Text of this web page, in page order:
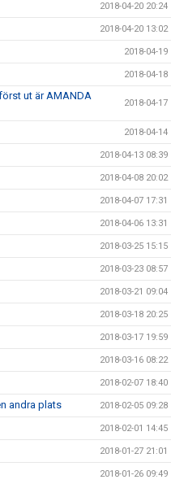
2018-04-20 20:24
2018-04-20 13:02
2018-04-19
2018-04-18
ut är AMANDA
2018-04-17
2018-04-14
2018-04-13 08:39
2018-04-08 20:02
2018-04-07 17:31
2018-04-06 13:31
2018-03-25 15:15
2018-03-23 08:57
2018-03-21 09:04
2018-03-18 20:25
2018-03-17 19:59
2018-03-16 08:22
2018-02-07 18:40
andra plats 2018-02-05 09:28
2018-02-01 14:45
2018-01-27 21:01
2018-01-26 09:49